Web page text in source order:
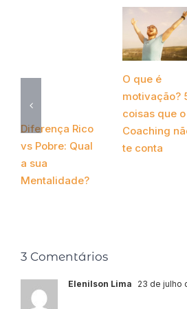
Diferença Rico
vs Pobre: Qual
a sua
Mentalidade?
O que é
motivação?
coisas que o
Coaching
te conta
3 Comentários
Elenilson Lima 23 de julho